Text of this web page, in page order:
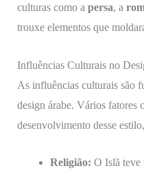
culturas como a persa, a
trouxe elementos que
Influências Culturais no
As influências culturais são
design árabe. Vários fatores
desenvolvimento desse
Religião: O Islã teve